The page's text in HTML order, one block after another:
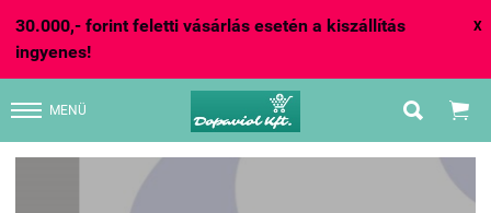
30.000,- forint feletti vásárlás esetén a kiszállítás
ingyenes!
X
MENÜ  